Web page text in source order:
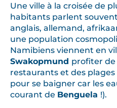
Une ville à la croisée de
habitants parlent
anglais, allemand,
une population
Namibiens viennent en
Swakopmund profiter de
restaurants et des
pour se baigner car les
courant de Benguela !).